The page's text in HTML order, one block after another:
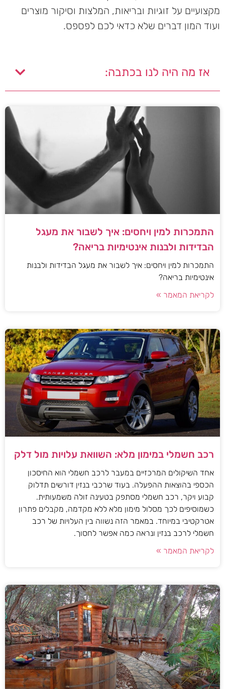
מקצועיים על זוגיות ובריאות, המלצות וסיקור מוצרים
ועוד המון דברים שלא כדאי לכם לפספס.
אז מה היה לנו בכתבה:
התמכרות למין ויחסים: איך לשבור את מעגל
הבדידות ולבנות אינטימיות בריאה?
התמכרות למין ויחסים: איך לשבור את מעגל הבדידות ולבנות
אינטימיות בריאה?
לקריאת המאמר »
רכב חשמלי במימון מלא: השוואת עלויות מול דלק
אחד השיקולים המרכזיים במעבר לרכב חשמלי הוא החיסכון
הכספי בהוצאות ההפעלה. בעוד שרכבי בנזין דורשים תדלוק
קבוע ויקר, רכב חשמלי מסתפק בטעינה זולה משמעותית.
כשמוסיפים לכך מסלול מימון מלא ללא מקדמה, מקבלים פתרון
אטרקטיבי במיוחד. במאמר הזה נשווה בין העלויות של רכב
חשמלי לרכב בנזין ונראה כמה אפשר לחסוך.
לקריאת המאמר »